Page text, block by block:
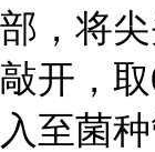
部，将
敲开，
入至菌